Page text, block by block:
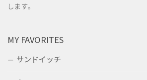
します。
MY FAVORITES
サンドイッチ